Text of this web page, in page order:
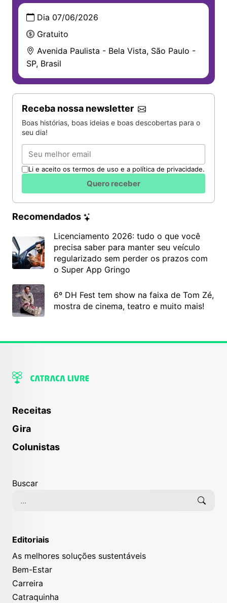
Dia 07/06/2026
Gratuito
Avenida Paulista - Bela Vista, São Paulo -
SP, Brasil
Receba nossa newsletter
Boas histórias, boas ideias e boas descobertas para o
seu dia!
Email
Li e aceito os termos de uso e a política de privacidade.
Quero receber
Recomendados
Licenciamento 2026: tudo o que você
precisa saber para manter seu veículo
regularizado sem perder os prazos com
o Super App Gringo
6º DH Fest tem show na faixa de Tom Zé,
mostra de cinema, teatro e muito mais!
Receitas
Gira
Colunistas
Buscar
Editoriais
As melhores soluções sustentáveis
Bem-Estar
Carreira
Catraquinha